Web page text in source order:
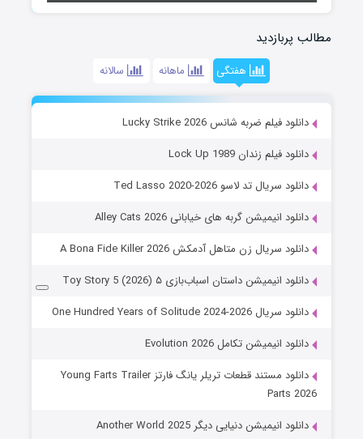
مطالب پربازدید
هفتگی ماهانه سالانه
دانلود فیلم ضربه شانس Lucky Strike 2026
دانلود فیلم زندان Lock Up 1989
دانلود سریال تد لاسو Ted Lasso 2020-2026
دانلود انیمیشن گربه های خیابانی Alley Cats 2026
دانلود سریال زن متاهل آدمکش A Bona Fide Killer 2026
دانلود انیمیشن داستان اسباب‌بازی ۵ Toy Story 5 (2026)
دانلود سریال One Hundred Years of Solitude 2024-2026
دانلود انیمیشن تکامل Evolution 2026
دانلود مستند قطعات تریلر یانگ فارتز Young Farts Trailer
Parts 2026
دانلود انیمیشن دنیایی دیگر Another World 2025